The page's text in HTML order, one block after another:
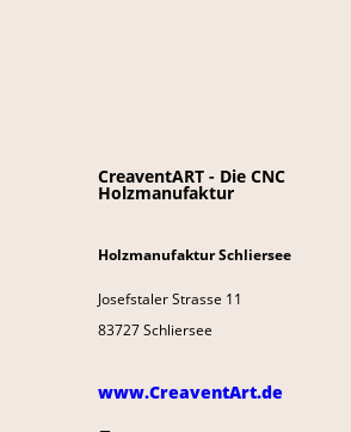
CreaventART - Die CNC
Holzmanufaktur
Holzmanufaktur Schliersee
Josefstaler Strasse 11
83727 Schliersee
www.CreaventArt.de